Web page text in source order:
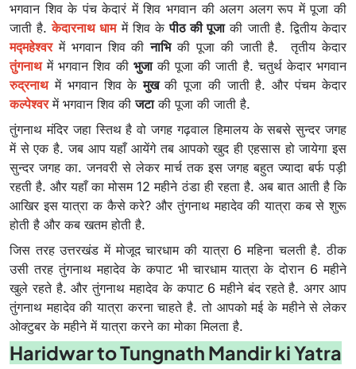
भगवान शिव के पंच केदारं में शिव भगवान की अलग अलग रूप में पूजा की
जाती है.केदारनाथ धाममें शिव केपीठ की पूजाकी जाती है. द्वितीय केदार
मद्महेश्वरमें भगवान शिव कीनाभिकी पूजा की जाती है. तृतीय केदार
तुंगनाथमें भगवान शिव की भुजाकी पूजा की जाती है. चतुर्थ केदार भगवान
रुद्रनाथमें भगवान शिव केमुखकी पूजा की जाती है. और पंचम केदार
कल्पेश्वरमें भगवान शिव कीजटाकी पूजा की जाती है.
तुंगनाथ मंदिर जहा स्तिथ है वो जगह गढ़वाल हिमालय के सबसे सुन्दर जगह
में से एक है. जब आप यहाँ आयेंगे तब आपको खुद ही एहसास हो जायेगा इस
सुन्दर जगह का. जनवरी से लेकर मार्च तक इस जगह बहुत ज्यादा बर्फ पड़ी
रहती है. और यहाँ का मोसम 12 महीने ठंडा ही रहता है. अब बात आती है कि
आखिर इस यात्रा क कैसे करे? और तुंगनाथ महादेव की यात्रा कब से शुरू
होती है और कब खतम होती है.
जिस तरह उत्तरखंड में मोजूद चारधाम की यात्रा 6 महिना चलती है. ठीक
उसी तरह तुंगनाथ महादेव के कपाट भी चारधाम यात्रा के दोरान 6 महीने
खुले रहते है. और तुंगनाथ महादेव के कपाट 6 महीने बंद रहते है. अगर आप
तुंगनाथ महादेव की यात्रा करना चाहते है. तो आपको मई के महीने से लेकर
ओक्टुबर के महीने में यात्रा करने का मोका मिलता है.
Haridwar to Tungnath Mandir ki Yatra